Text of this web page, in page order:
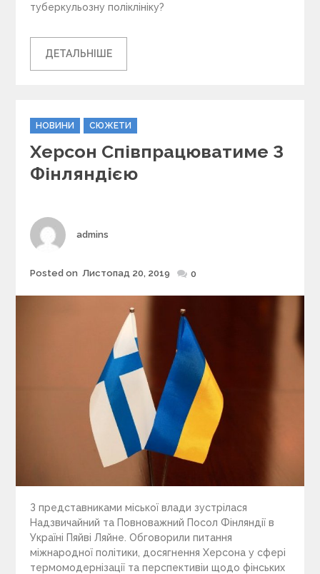
туберкульозну поліклініку?
ДЕТАЛЬНІШЕ
C
a
t
e
g
i
e
НОВИНИ СЮЖЕТИ
Херсон Співпрацюватиме З
Фінляндією
Author
admins
Posted
Posted on Листопад 20, 2019 0
З представниками міської влади зустрілася
Надзвичайний та Повноважний Посол Фінляндії в
Україні Пяйві Ляйне. Обговорили питання
міжнародної політики, досягнення Херсона у сфері
термомодернізації та перспективіи щодо фінських